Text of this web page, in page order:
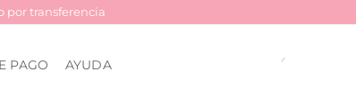
por transferencia
PAGO AYUDA